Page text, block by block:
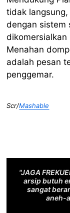
tidak
dengan sistem
dikomersialkan
Menahan
adalah pesan
penggemar.
Scr/Mashable
"JAGA
arsip butuh
sangat
aneh-